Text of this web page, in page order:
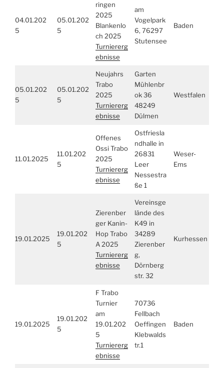
04.01.202
5
05.01.202
5
ringen
2025
Blankenlo
ch 2025
Turniererg
ebnisse
am
Vogelpark
6, 76297
Stutensee
Baden
05.01.202
5
05.01.202
5
Neujahrs
Trabo
2025
Turniererg
ebnisse
Garten
Mühlenbr
ok 36
48249
Dülmen
Westfalen
11.01.2025
11.01.202
5
Offenes
Ossi Trabo
2025
Turniererg
ebnisse
Ostfriesla
ndhalle in
26831
Leer
Nessestra
ße 1
Weser-
Ems
19.01.2025
19.01.202
5
Zierenber
ger Kanin-
Hop Trabo
A 2025
Turniererg
ebnisse
Vereinsge
lände des
K49 in
34289
Zierenber
g,
Dörnberg
str. 32
Kurhessen
19.01.2025
19.01.202
5
F Trabo
Turnier
am
19.01.202
5
Turniererg
ebnisse
70736
Fellbach
Oeffingen
Klebwalds
tr.1
Baden